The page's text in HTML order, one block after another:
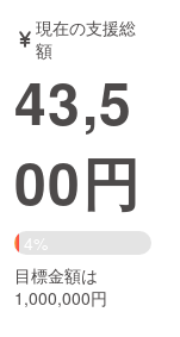
書籍・雑誌
チャレンジ
Creation
現在の支援総
額
43,5
00円
4%
目標金額は
1,000,000円